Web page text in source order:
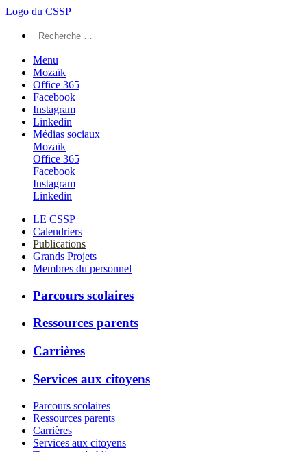
Logo du CSSP
Menu
Mozaïk
Office 365
Facebook
Instagram
Linkedin
Médias sociaux
Mozaïk
Office 365
Facebook
Instagram
Linkedin
LE CSSP
Calendriers
Publications
Grands Projets
Membres du personnel
Parcours scolaires
Ressources parents
Carrières
Services aux citoyens
Parcours scolaires
Ressources parents
Carrières
Services aux citoyens